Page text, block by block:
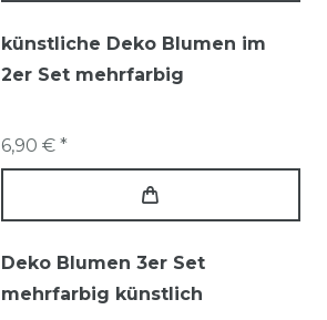
künstliche Deko Blumen im
2er Set mehrfarbig
6,90 € *
Deko Blumen 3er Set
mehrfarbig künstlich